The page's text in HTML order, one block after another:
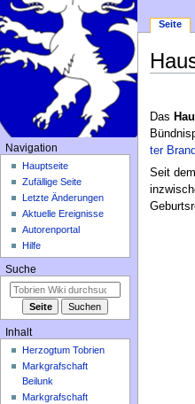
springen
Suche
springen
Das
ter
Seit
Seite
Navigation
Hauptseite
Zufällige Seite
Letzte Änderungen
Aktuelle Ereignisse
Autorenportal
Hilfe
Suche
Inhalt
Herzogtum Tobrien
Markgrafschaft
Beilunk
Markgrafschaft